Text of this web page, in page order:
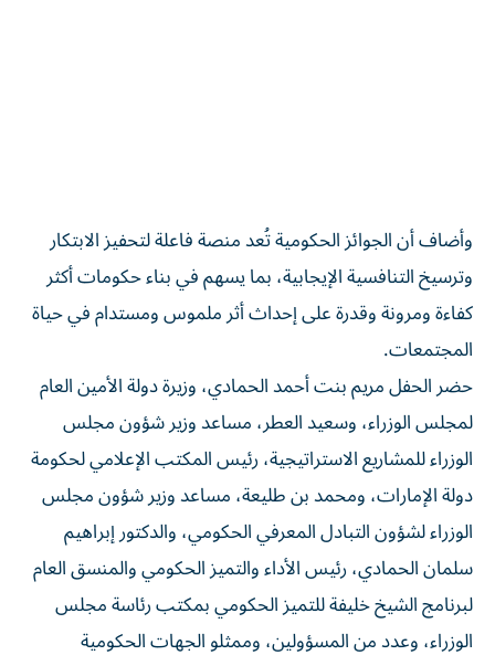
وأضاف أن الجوائز الحكومية تُعد منصة فاعلة لتحفيز الابتكار
وترسيخ التنافسية الإيجابية، بما يسهم في بناء حكومات أكثر
كفاءة ومرونة وقدرة على إحداث أثر ملموس ومستدام في حياة
المجتمعات.
حضر الحفل مريم بنت أحمد الحمادي، وزيرة دولة الأمين العام
لمجلس الوزراء، وسعيد العطر، مساعد وزير شؤون مجلس
الوزراء للمشاريع الاستراتيجية، رئيس المكتب الإعلامي لحكومة
دولة الإمارات، ومحمد بن طليعة، مساعد وزير شؤون مجلس
الوزراء لشؤون التبادل المعرفي الحكومي، والدكتور إبراهيم
سلمان الحمادي، رئيس الأداء والتميز الحكومي والمنسق العام
لبرنامج الشيخ خليفة للتميز الحكومي بمكتب رئاسة مجلس
الوزراء، وعدد من المسؤولين، وممثلو الجهات الحكومية